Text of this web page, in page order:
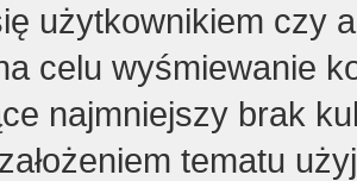
użytkownikiem czy
celu wyśmiewanie
najmniejszy brak
tematu